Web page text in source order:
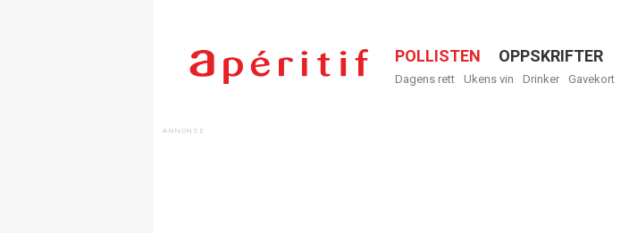
Menu
POLLISTEN OPPSKRIFTER
Dagens rett Ukens vin Drinker Gavekort